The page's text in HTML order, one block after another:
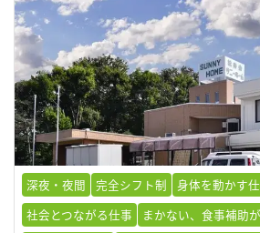
深夜・夜間 完全シフト制
身体を動かす
社会とつながる仕事
まかない、食事補助